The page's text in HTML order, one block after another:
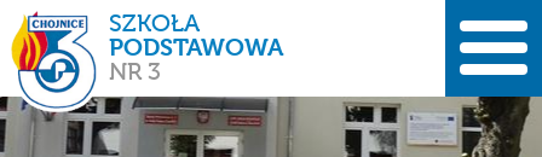
SZKOŁA
PODSTAWOWA
NR 3